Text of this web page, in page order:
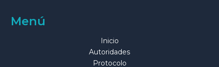
Menú
Inicio
Autoridades
Protocolo